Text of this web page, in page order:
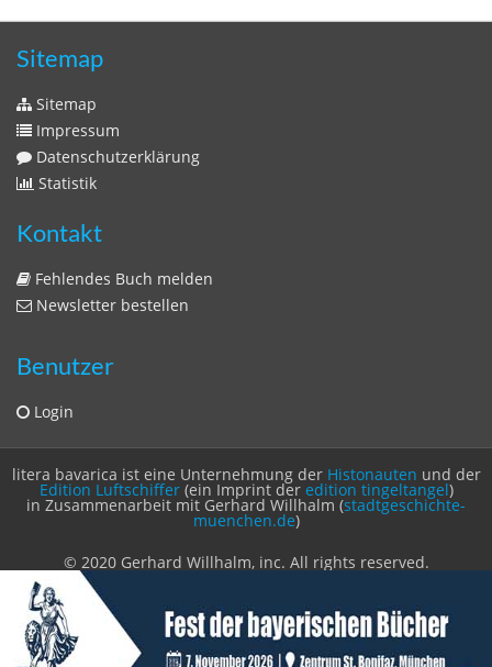
Sitemap
Sitemap
Impressum
Datenschutzerklärung
Statistik
Kontakt
Fehlendes Buch melden
Newsletter bestellen
Benutzer
Login
litera bavarica ist eine Unternehmung der Histonauten und der
Edition Luftschiffer(ein Imprint der edition tingeltangel)
in Zusammenarbeit mit Gerhard Willhalm (stadtgeschichte-
muenchen.de)
© 2020 Gerhard Willhalm, inc. All rights reserved.